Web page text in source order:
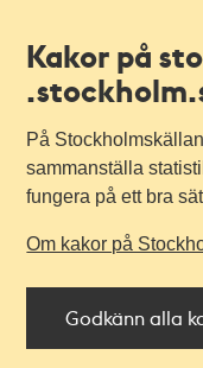
Kakor på
På
sammanställa
fungera på ett bra
Om kakor på
Godkänn alla